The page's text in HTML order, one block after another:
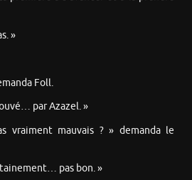
»
Foll.
par Azazel. »
vraiment mauvais ? » demanda le
pas bon. »